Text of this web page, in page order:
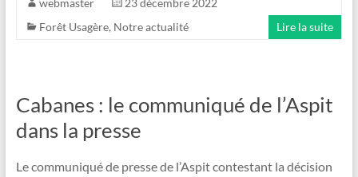
webmaster
23 décembre 2022
Forêt Usagère, Notre actualité Lire la suite
Cabanes : le communiqué de l’Aspit
dans la presse
Le communiqué de presse de l’Aspit contestant la décision